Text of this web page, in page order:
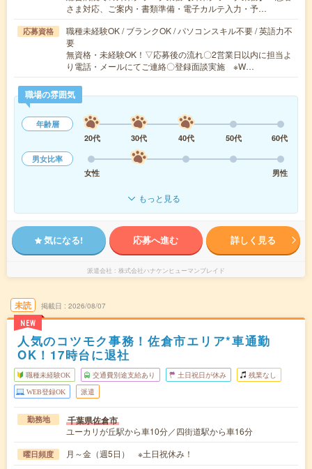
さま対応、ご案内・書類準備・電子カルテ入力・予…
応募資格
職種未経験OK / ブランクOK / パソコンスキル不要 / 英語力不
要
無資格・未経験OK！▽応募後の流れ〇2営業日以内に担当よ
り電話・メールにてご連絡〇登録面談実施 ※W…
職場の雰囲気
年齢層
20代
30代 40代 50代
60代
男女比率
女性
男性
もっと見る
気になる! 応募へ進む 詳しく見る
派遣会社 株式会社ハナケンヒューマンブレイド
未読
NEW
掲載日 2026/08/07
人気のコツモク事務！佐倉市エリア*車通勤
OK！17時台に退社
職種未経験OK 交通費別途支給あり 土日祝日が休み 残業なし
WEB登録OK 派遣
勤務地 千葉県佐倉市
ユーカリが丘駅から車10分／四街道駅から車16分
曜日頻度 月～金（週5日） ※土日祝休み！